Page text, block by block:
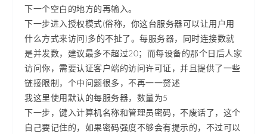
下一个空白的地方的再输入。
下一步进入授权模式(俗称，你这台服务器可以让用户用
什么方式来访问)多的不扯了。每服务器，同时连接数就
是并发数，建议最多不超过20；而每设备的那个日后人家
访问你，需要认证客户端的访问许可证，并且提供了一些
链接限制，个中问题很多，不再一一赘述
我这里使用默认的每服务器，数量为5
下一步，键入计算机名称和管理员密码，不废话了，这个
自己要记住的，如果密码强度不够会有提示的，不过可以